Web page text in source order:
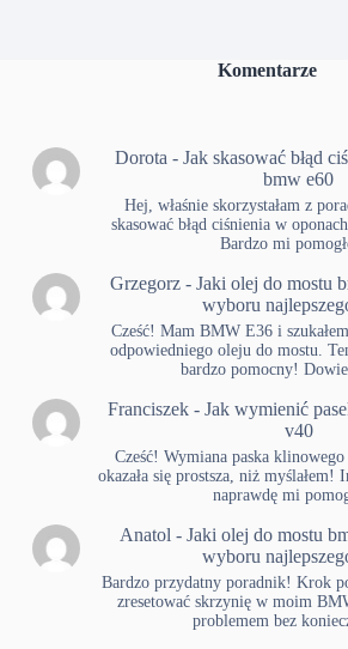
Komentarze
Dorota -Jak skasować błąd
bmw e60
Hej, właśnie skorzystałam z
skasować błąd ciśnienia w
Bardzo mi
Grzegorz- Jaki olej do mostu
wyboru
Cześć! Mam BMW E36 i
odpowiedniego oleju do mostu.
bardzo pomocny!
Franciszek- Jak wymienić
v40
Cześć! Wymiana paska
okazała się prostsza, niż myślałem!
naprawdę mi
Anatol - Jaki olej do mostu
wyboru
Bardzo przydatny poradnik! Krok
zresetować skrzynię w moim
problemem bez